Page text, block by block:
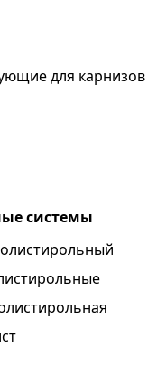
для карнизов
системы